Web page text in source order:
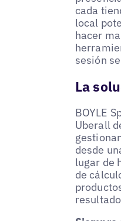
cada
local
hacer
sesión
La
BOYLE
Uberall
desde
lugar de
de